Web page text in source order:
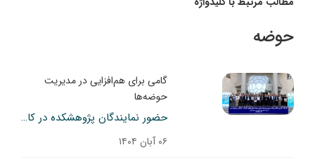
حوضه
گامی برای هم‌افزایی در مدیریت
حوضه‌ها
حضور نمایندگان پژوهشکده در کارگاه برنامه‌ریزی حوضه‌های اترک و گرگانرود
۰۶ آبان ۱۴۰۴